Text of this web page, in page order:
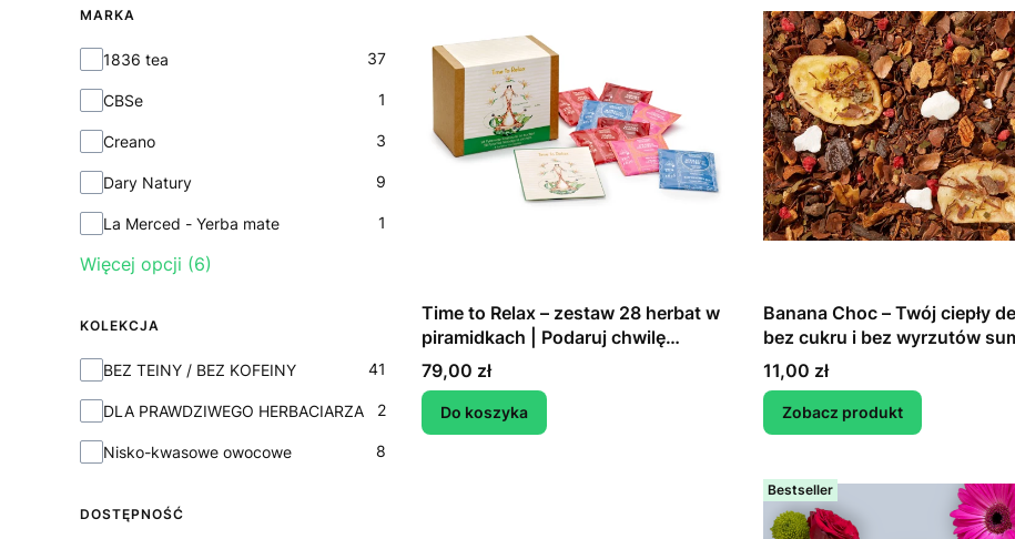
MARKA
Marka
1836 tea 37
CBSe 1
Creano 3
Dary Natury 9
La Merced - Yerba mate 1
Więcej opcji (6)
KOLEKCJA
Kolekcja
BEZ TEINY / BEZ KOFEINY 41
DLA PRAWDZIWEGO HERBACIARZA 2
Nisko-kwasowe owocowe 8
DOSTĘPNOŚĆ
Time to Relax – zestaw 28 herbat w
piramidkach | Podaruj chwilę
prawdziwego relaksu
Cena
79,00 zł
Do koszyka
Banana Choc – Twój ciepły
bez cukru i bez wyrzutów
- Rooibos herbatka ziołowa
Cena
11,00 zł
Zobacz produkt
Bestseller